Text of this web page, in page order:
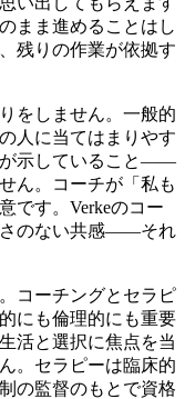
まま進めることはし
残りの作業が依拠す
をしません。一般的
人に当てはまりやす
が示していること——
ん。コーチが「私も
です。Verkeのコー
さのない共感——それ
コーチングとセラピ
にも倫理的にも重要
活と選択に焦点を当
。セラピーは臨床的
の監督のもとで資格